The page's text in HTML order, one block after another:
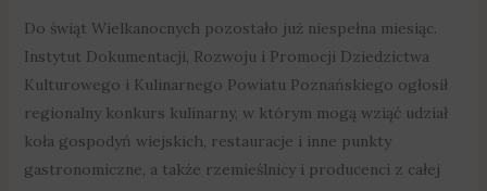
Do świąt Wielkanocnych pozostało już niespełna miesiąc.
Instytut Dokumentacji, Rozwoju i Promocji Dziedzictwa
Kulturowego i Kulinarnego Powiatu Poznańskiego ogłosił
regionalny konkurs kulinarny, w którym mogą wziąć udział
koła gospodyń wiejskich, restauracje i inne punkty
gastronomiczne, a także rzemieślnicy i producenci z całej